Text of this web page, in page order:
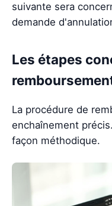
suivante sera
demande
Les étapes
La procédure de
enchaînement
façon méthodique.